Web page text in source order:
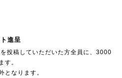
進呈
投稿していただいた方全員に、3000
す。
となります。